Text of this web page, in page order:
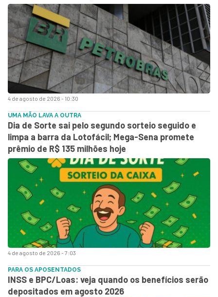
4 de agosto de 2026 - 10:30
4 de agosto de 2026 - 7:03
UMA MÃO LAVA A OUTRA
Dia de Sorte sai pelo segundo sorteio seguido e
limpa a barra da Lotofácil; Mega-Sena promete
prêmio de R$ 135 milhões hoje
PARA OS APOSENTADOS
INSS e BPC/Loas: veja quando os benefícios serão
depositados em agosto 2026